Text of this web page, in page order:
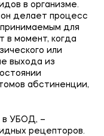
в организме.
делает процесс
для
в момент, когда
или
выхода из
абстиненции,
в УБОД, –
рецепторов.